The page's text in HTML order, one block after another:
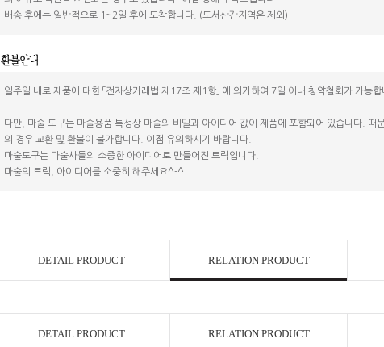
배송 후에는 일반적으로 1~2일 후에 도착합니다. (도서산간지역은 제외)
일주일 내로 제품에 대한 「전자상거래법 제17조 제1항」 에 의거하여 7일 이내 청약철회가 가능합
다만, 마술 도구는 마술용품 특성상 마술의 비밀과 아이디어 값이 제품에 포함되어 있습니다.
의 경우 교환 및 환불이 불가합니다. 이점 유의하시기 바랍니다.
마술도구는 마술사들의 소중한 아이디어로 만들어진 트릭입니다.
마술의 트릭, 아이디어를 소중히 해주세요^-^
DETAIL PRODUCT RELATION PRODUCT
DETAIL PRODUCT RELATION PRODUCT